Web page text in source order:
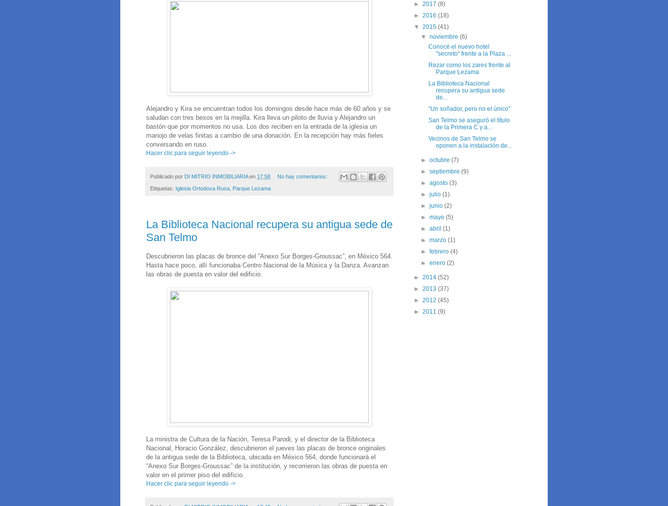
Alejandro y Kira se encuentran todos los domingos desde hace más de 60 años y se
saludan con tres besos en la mejilla. Kira lleva un piloto de lluvia y Alejandro un
bastón que por momentos no usa. Los dos reciben en la entrada de la iglesia un
manojo de velas finitas a cambio de una donación. En la recepción hay más fieles
conversando en ruso.
Hacer clic para seguir leyendo ->
Publicado por DI MITRIO INMOBILIARIA en 17:58 No hay comentarios:
Etiquetas: Iglesia Ortodoxa Rusa Parque Lezama
La Biblioteca Nacional recupera su antigua sede de
San Telmo
Descubrieron las placas de bronce del “Anexo Sur Borges-Groussac”, en México 564.
Hasta hace poco, allí funcionaba Centro Nacional de la Música y la Danza. Avanzan
las obras de puesta en valor del edificio.
La ministra de Cultura de la Nación, Teresa Parodi, y el director de la Biblioteca
Nacional, Horacio González, descubrieron el jueves las placas de bronce originales
de la antigua sede de la Biblioteca, ubicada en México 564, donde funcionará el
“Anexo Sur Borges-Groussac” de la institución, y recorrieron las obras de puesta en
valor en el primer piso del edificio.
Hacer clic para seguir leyendo ->
► 2017 (8)
► 2016 (18)
▼ 2015 (41)
▼noviembre(6)
Conocé el nuevo hotel
"secreto" frente a la Plaza ...
Rezar como los zares frente al
Parque Lezama
La Biblioteca Nacional
recupera su antigua sede
de...
“Un soñador, pero no el único”
San Telmo se aseguró el título
de la Primera C y a...
Vecinos de San Telmo se
oponen a la instalación de...
►octubre(7)
►septiembre(9)
►agosto(3)
►julio(1)
►junio(2)
►mayo(5)
►abril(1)
►marzo(1)
►febrero(4)
►enero(2)
► 2014 (52)
► 2013 (37)
► 2012 (45)
► 2011 (9)